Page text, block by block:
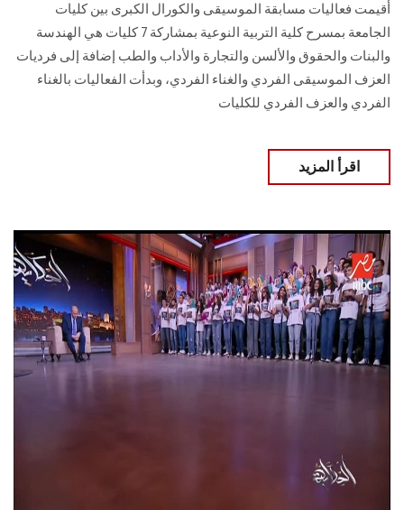
الزائـرون
سجل الان
أقيمت فعاليات مسابقة الموسيقى والكورال الكبرى بين كليات
الجامعة بمسرح كلية التربية النوعية بمشاركة 7 كليات هي الهندسة
والبنات والحقوق والألسن والتجارة والأداب والطب إضافة إلى فرديات
العزف الموسيقى الفردي والغناء الفردي، وبدأت الفعاليات بالغناء
الفردي والعزف الفردي للكليات
اقرأ المزيد